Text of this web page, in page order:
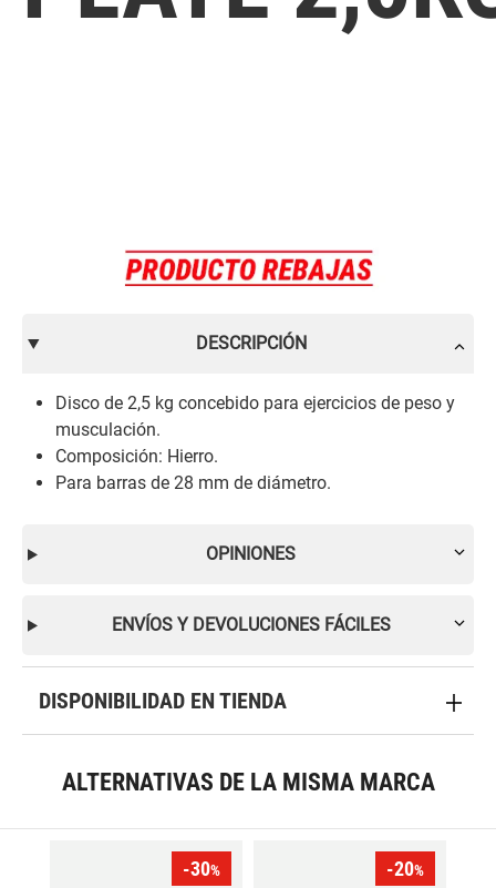
DESCRIPCIÓN
Disco de 2,5 kg concebido para ejercicios de peso y
musculación.
Composición: Hierro.
Para barras de 28 mm de diámetro.
OPINIONES
ENVÍOS Y DEVOLUCIONES FÁCILES
DISPONIBILIDAD EN TIENDA
ALTERNATIVAS DE LA MISMA MARCA
-30% -20%